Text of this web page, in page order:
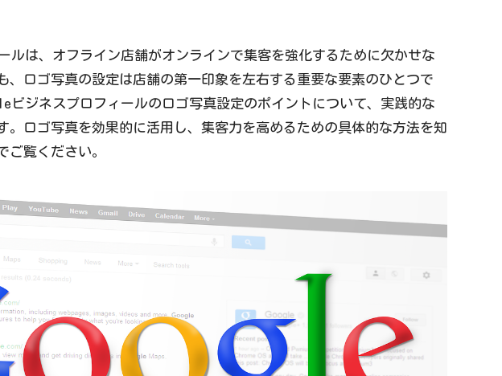
ルは、オフライン店舗がオンラインで集客を強化するために欠かせな
、ロゴ写真の設定は店舗の第一印象を左右する重要な要素のひとつで
ビジネスプロフィールのロゴ写真設定のポイントについて、実践的な
。ロゴ写真を効果的に活用し、集客力を高めるための具体的な方法を知
ご覧ください。